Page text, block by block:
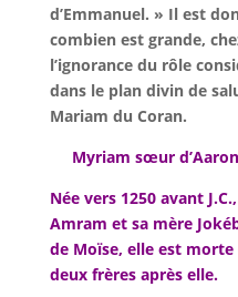
d’Emmanuel. » Il est
combien est grande,
l’ignorance du rôle
dans le plan divin de
Mariam du Coran.
Myriam sœur
Née vers 1250 avant
Amram et sa mère
de Moïse, elle est morte
deux frères après elle.